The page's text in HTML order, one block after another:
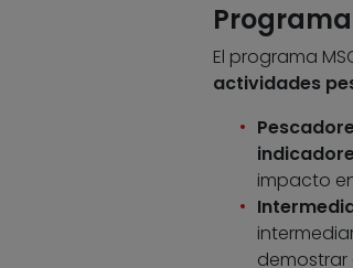
El programa
actividades
impacto